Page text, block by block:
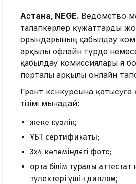
Астана, NEGE. Ведомство
талапкерлер құжаттарды
орындарының қабылдау
арқылы офлайн түрде
қабылдау комиссиялары я
порталы арқылы онлайн
Грант конкурсына қатысуға
тізімі мынадай:
жеке куәлік;
ҰБТ сертификаты;
3х4 көлеміндегі фото;
орта білім туралы
түлектері үшін диплом;